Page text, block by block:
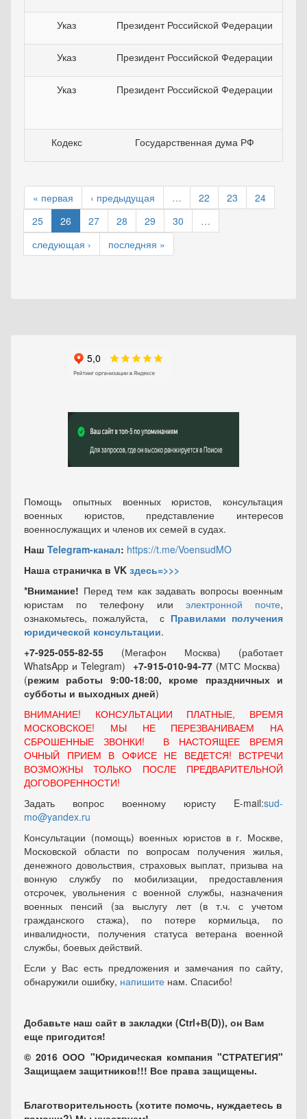
Указ Президент Российской Федерации
Указ Президент Российской Федерации
Указ Президент Российской Федерации
Кодекс Государственная дума РФ
« первая ‹ предыдущая … 22 23
24
25
26 27 28 29 30
…
следующая ›
последняя »
Помощь опытных военных юристов, консультация
военных юристов, представление интересов
военнослужащих и членов их семей в судах.
Наш Telegram-канал: https://t.me/VoensudMO
Наша страничка в VK здесь=>>>
*Внимание! Перед тем как задавать вопросы военным
юристам по телефону или электронной почте,
ознакомьтесь, пожалуйста, с Правилами получения
юридической консультации.
+7-925-055-82-55 (Мегафон Москва) (работает
WhatsApp и Telegram) +7-915-010-94-77 (МТС Москва)
(режим работы 9:00-18:00, кроме праздничных и
субботы и выходных дней)
ВНИМАНИЕ! КОНСУЛЬТАЦИИ ПЛАТНЫЕ, ВРЕМЯ
МОСКОВСКОЕ! МЫ НЕ ПЕРЕЗВАНИВАЕМ НА
СБРОШЕННЫЕ ЗВОНКИ! В НАСТОЯЩЕЕ ВРЕМЯ
ОЧНЫЙ ПРИЕМ В ОФИСЕ НЕ ВЕДЕТСЯ! ВСТРЕЧИ
ВОЗМОЖНЫ ТОЛЬКО ПОСЛЕ ПРЕДВАРИТЕЛЬНОЙ
ДОГОВОРЕННОСТИ!
Задать вопрос военному юристу E-mail:sud-
mo@yandex.ru
Консультации (помощь) военных юристов в г. Москве,
Московской области по вопросам получения жилья,
денежного довольствия, страховых выплат, призыва на
вонную службу по мобилизации, предоставления
отсрочек, увольнения с военной службы, назначения
военных пенсий (за выслугу лет (в т.ч. с учетом
гражданского стажа), по потере кормильца, по
инвалидности, получения статуса ветерана военной
службы, боевых действий.
Если у Вас есть предложения и замечания по сайту,
обнаружили ошибку, напишите нам. Спасибо!
Добавьте наш сайт в закладки (Ctrl+В(D)), он Вам
еще пригодится!
© 2016 ООО "Юридическая компания "СТРАТЕГИЯ"
Защищаем защитников!!! Все права защищены.
Благотворительность (хотите помочь, нуждаетесь в